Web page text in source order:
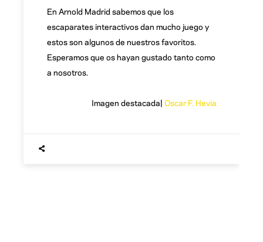
En Arnold Madrid sabemos que los
escaparates interactivos dan mucho juego y
estos son algunos de nuestros favoritos.
Esperamos que os hayan gustado tanto como
a nosotros.
Imagen destacada| Oscar F. Hevia